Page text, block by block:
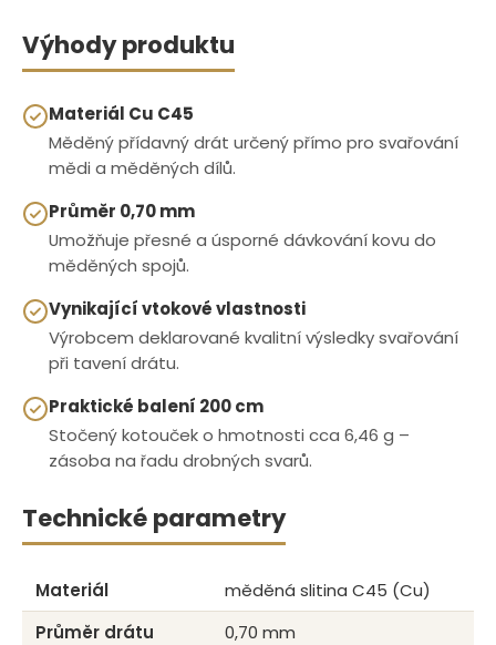
Výhody produktu
Materiál Cu C45
Měděný přídavný drát určený přímo pro svařování
mědi a měděných dílů.
Průměr 0,70 mm
Umožňuje přesné a úsporné dávkování kovu do
měděných spojů.
Vynikající vtokové vlastnosti
Výrobcem deklarované kvalitní výsledky svařování
při tavení drátu.
Praktické balení 200 cm
Stočený kotouček o hmotnosti cca 6,46 g –
zásoba na řadu drobných svarů.
Technické parametry
Materiál
měděná slitina C45 (Cu)
Průměr drátu
0,70 mm